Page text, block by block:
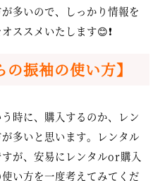
多いので、しっかり情報を
ススメいたします😊❗
振袖の使い方】
時に、購入するのか、レン
多いと思います。レンタル
が、安易にレンタルor購入
い方を一度考えてみてくだ